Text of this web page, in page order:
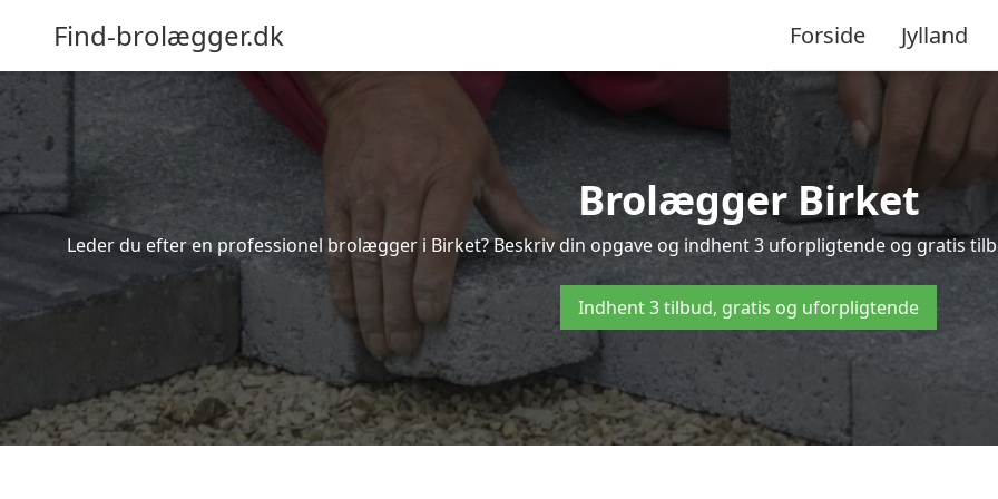
Find-brolægger.dk Forside Jylland
Brolægger Birket
Leder du efter en professionel brolægger i Birket? Beskriv din opgave og indhent 3 uforpligtende og gratis
Indhent 3 tilbud, gratis og uforpligtende